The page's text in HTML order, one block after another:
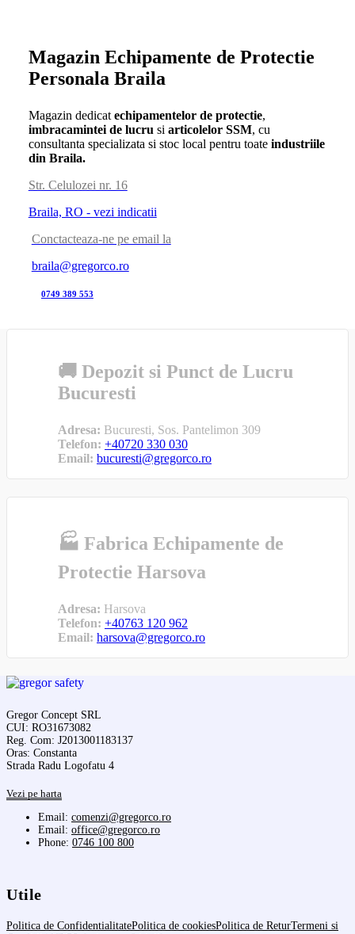
Magazin Echipamente de Protectie
Personala Braila
Magazin dedicat echipamentelor de protectie,
imbracamintei de lucru si articolelor SSM, cu
consultanta specializata si stoc local pentru toate industriile
din Braila.
Str. Celulozei nr. 16
Braila, RO - vezi indicatii
Conctacteaza-ne pe email la
braila@gregorco.ro
0749 389 553
🚚 Depozit si Punct de Lucru
Bucuresti
Adresa: Bucuresti, Sos. Pantelimon 309
Telefon: +40720 330 030
Email: bucuresti@gregorco.ro
🏭 Fabrica Echipamente de
Protectie Harsova
Adresa: Harsova
Telefon: +40763 120 962
Email: harsova@gregorco.ro
Gregor Concept SRL
CUI: RO31673082
Reg. Com: J2013001183137
Oras: Constanta
Strada Radu Logofatu 4
Vezi pe harta
Email: comenzi@gregorco.ro
Email: office@gregorco.ro
Phone: 0746 100 800
Utile
Politica de ConfidentialitatePolitica de cookiesPolitica de ReturTermeni si